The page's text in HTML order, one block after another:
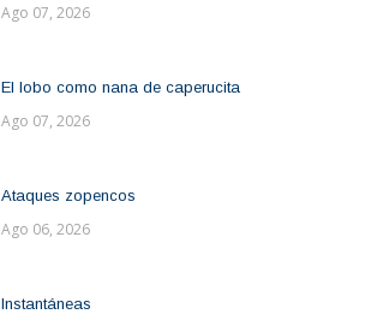
Ago 07, 2026
El lobo como nana de caperucita
Ago 07, 2026
Ataques zopencos
Ago 06, 2026
Instantáneas